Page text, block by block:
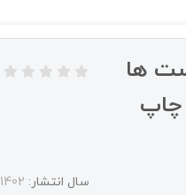
ها
چاپ
سال انتشار: 1402